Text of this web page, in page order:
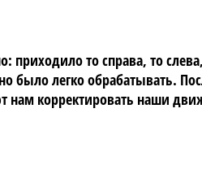
приходило то справа, то
легко обрабатывать.
нам корректировать наши